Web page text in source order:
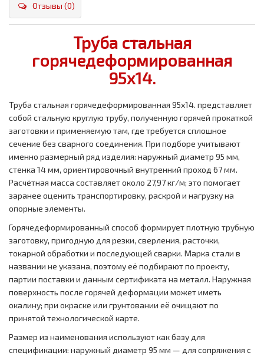
Отзывы (0)
Труба стальная
горячедеформированная
95x14.
Труба стальная горячедеформированная 95x14. представляет
собой стальную круглую трубу, полученную горячей прокаткой
заготовки и применяемую там, где требуется сплошное
сечение без сварного соединения. При подборе учитывают
именно размерный ряд изделия: наружный диаметр 95 мм,
стенка 14 мм, ориентировочный внутренний проход 67 мм.
Расчётная масса составляет около 27,97 кг/м; это помогает
заранее оценить транспортировку, раскрой и нагрузку на
опорные элементы.
Горячедеформированный способ формирует плотную трубную
заготовку, пригодную для резки, сверления, расточки,
токарной обработки и последующей сварки. Марка стали в
названии не указана, поэтому её подбирают по проекту,
партии поставки и данным сертификата на металл. Наружная
поверхность после горячей деформации может иметь
окалину; при окраске или грунтовании её очищают по
принятой технологической карте.
Размер из наименования используют как базу для
спецификации: наружный диаметр 95 мм — для сопряжения с